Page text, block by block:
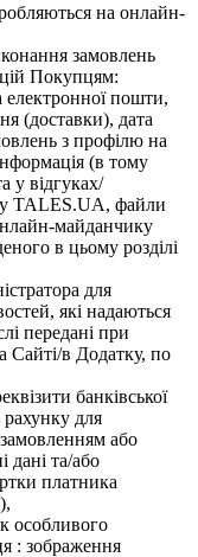
на онлайн-
замовлень
Покупцям:
електронної пошти,
(доставки), дата
з профілю на
(в тому
у відгуках/
TALES.UA, файли
майданчику
в цьому розділі
для
які надаються
передані при
Сайті/в Додатку, по
банківської
рахунку для
замовленням або
дані та/або
платника
особливого
: зображення